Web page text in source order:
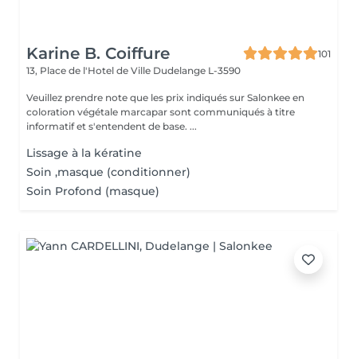
Karine B. Coiffure
101
13, Place de l'Hotel de Ville Dudelange L-3590
Veuillez prendre note que les prix indiqués sur Salonkee en
coloration végétale marcapar sont communiqués à titre
informatif et s'entendent de base. ...
Lissage à la kératine
Soin ,masque (conditionner)
Soin Profond (masque)